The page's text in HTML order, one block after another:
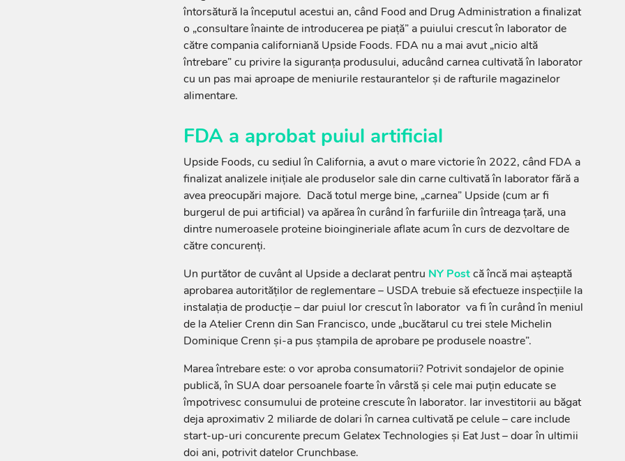
întorsătură la începutul acestui an, când Food and Drug Administration a finalizat
o „consultare înainte de introducerea pe piață” a puiului crescut în laborator de
către compania californiană Upside Foods. FDA nu a mai avut „nicio altă
întrebare” cu privire la siguranța produsului, aducând carnea cultivată în laborator
cu un pas mai aproape de meniurile restaurantelor și de rafturile magazinelor
alimentare.
FDA a aprobat puiul artificial
Upside Foods, cu sediul în California, a avut o mare victorie în 2022, când FDA a
finalizat analizele inițiale ale produselor sale din carne cultivată în laborator fără a
avea preocupări majore. Dacă totul merge bine, „carnea” Upside (cum ar fi
burgerul de pui artificial) va apărea în curând în farfuriile din întreaga țară, una
dintre numeroasele proteine bioingineriale aflate acum în curs de dezvoltare de
către concurenți.
Un purtător de cuvânt al Upside a declarat pentru NY Postcă încă mai așteaptă
aprobarea autorităților de reglementare – USDA trebuie să efectueze inspecțiile la
instalația de producție – dar puiul lor crescut în laborator va fi în curând în meniul
de la Atelier Crenn din San Francisco, unde „bucătarul cu trei stele Michelin
Dominique Crenn și-a pus ștampila de aprobare pe produsele noastre”.
Marea întrebare este: o vor aproba consumatorii? Potrivit sondajelor de opinie
publică, în SUA doar persoanele foarte în vârstă și cele mai puțin educate se
împotrivesc consumului de proteine crescute în laborator. Iar investitorii au băgat
deja aproximativ 2 miliarde de dolari în carnea cultivată pe celule – care include
start-up-uri concurente precum Gelatex Technologies și Eat Just – doar în ultimii
doi ani, potrivit datelor Crunchbase.